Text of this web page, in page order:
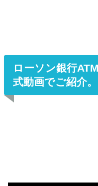
ローソン銀行
式動画でご紹介。